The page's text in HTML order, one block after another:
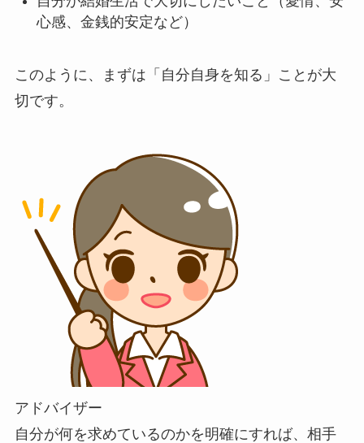
心感、金銭的安定など）
このように、まずは「自分自身を知る」ことが大
切です。
アドバイザー
自分が何を求めているのかを明確にすれば、相手